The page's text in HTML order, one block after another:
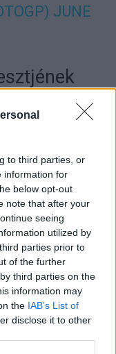
to third parties, or
information for
below opt-out
note that after your
seeing
utilized by
parties prior to
of the further
third parties on the
information may
the IAB’s List of
disclose it to other
JUNE
WITH
🚀
JUNE 9,